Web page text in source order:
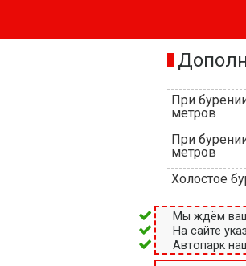
При
метров
При
метров
Холостое
Мы ждём
На сайте
Автопарк